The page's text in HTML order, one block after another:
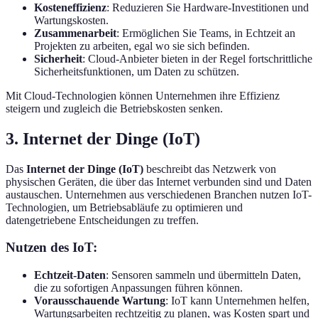
Kosteneffizienz: Reduzieren Sie Hardware-Investitionen und
Wartungskosten.
Zusammenarbeit: Ermöglichen Sie Teams, in Echtzeit an
Projekten zu arbeiten, egal wo sie sich befinden.
Sicherheit: Cloud-Anbieter bieten in der Regel fortschrittliche
Sicherheitsfunktionen, um Daten zu schützen.
Mit Cloud-Technologien können Unternehmen ihre Effizienz
steigern und zugleich die Betriebskosten senken.
3. Internet der Dinge (IoT)
Das Internet der Dinge (IoT) beschreibt das Netzwerk von
physischen Geräten, die über das Internet verbunden sind und Daten
austauschen. Unternehmen aus verschiedenen Branchen nutzen IoT-
Technologien, um Betriebsabläufe zu optimieren und
datengetriebene Entscheidungen zu treffen.
Nutzen des IoT:
Echtzeit-Daten: Sensoren sammeln und übermitteln Daten,
die zu sofortigen Anpassungen führen können.
Vorausschauende Wartung: IoT kann Unternehmen helfen,
Wartungsarbeiten rechtzeitig zu planen, was Kosten spart und